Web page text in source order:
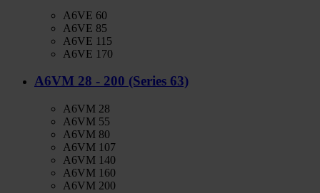
A6VE 60
A6VE 85
A6VE 115
A6VE 170
A6VM 28 - 200 (Series 63)
A6VM 28
A6VM 55
A6VM 80
A6VM 107
A6VM 140
A6VM 160
A6VM 200